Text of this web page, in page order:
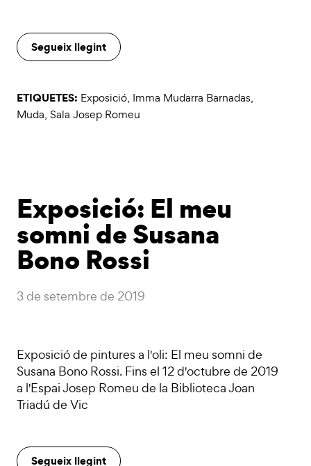
Segueix llegint
ETIQUETES: Exposició, Imma Mudarra Barnadas,
Muda, Sala Josep Romeu
Exposició: El meu
somni de Susana
Bono Rossi
3 de setembre de 2019
Exposició de pintures a l'oli: El meu somni de
Susana Bono Rossi. Fins el 12 d'octubre de 2019
a l'Espai Josep Romeu de la Biblioteca Joan
Triadú de Vic
Segueix llegint